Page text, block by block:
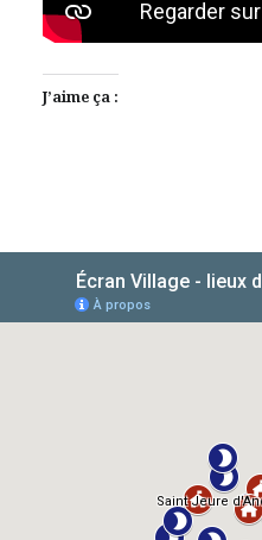
J’aime ça :
AlloCiné